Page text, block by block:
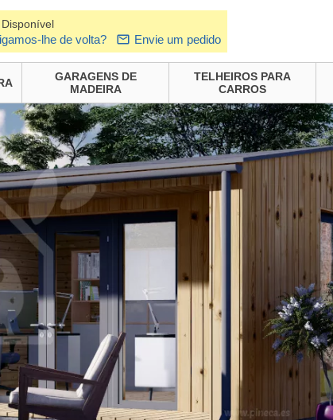
Disponível
lhe de volta? Envie um pedido
GARAGENS DE
MADEIRA
TELHEIROS PARA
CARROS